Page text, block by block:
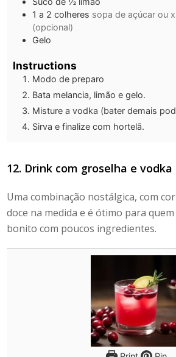
1 a 2 colheres sopa de açúcar ou
(opcional)
Gelo
Instructions
Modo de preparo
Bata melancia, limão e gelo.
Misture a vodka (bater demais
Sirva e finalize com hortelã.
12. Drink com groselha e vodka
Uma combinação nostálgica, com
doce na medida e é ótimo para
bonito com poucos ingredientes.